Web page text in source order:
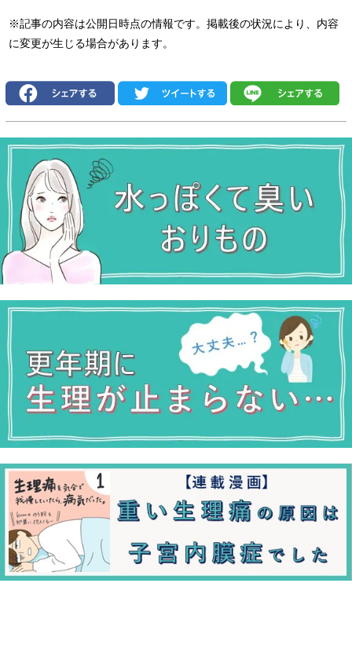
※記事の内容は公開日時点の情報です。掲載後の状況により、内容
に変更が生じる場合があります。